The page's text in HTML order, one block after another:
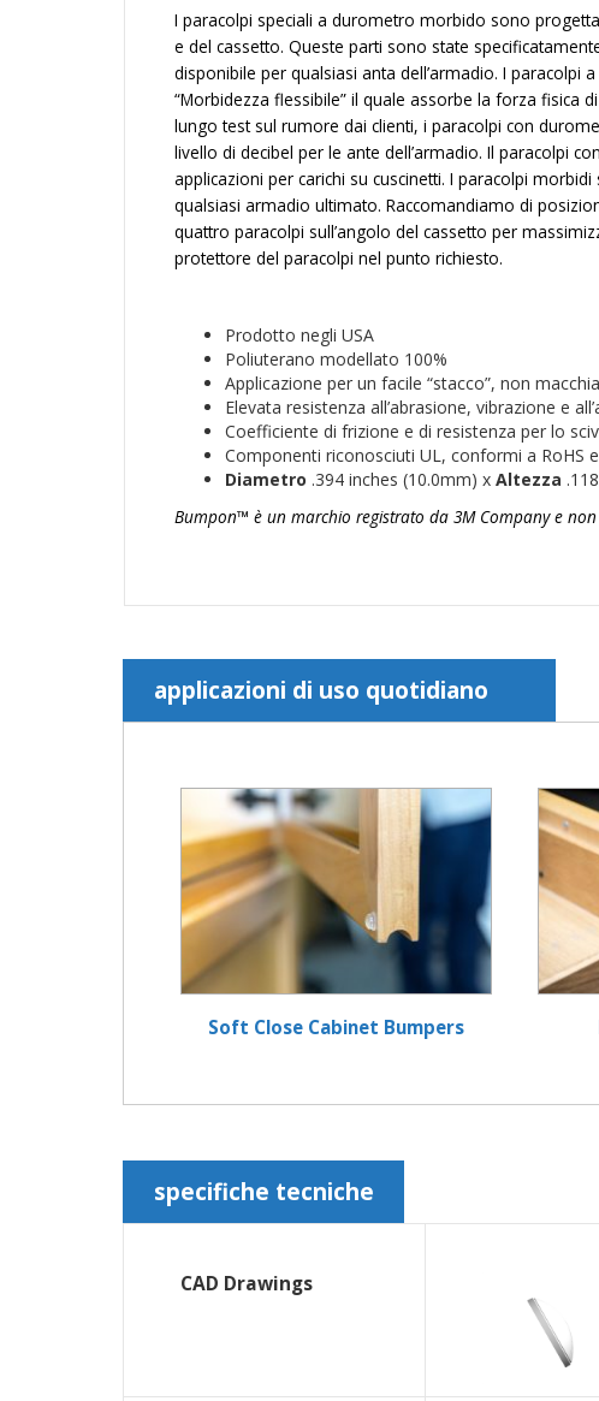
I paracolpi speciali a durometro morbido sono
e del cassetto. Queste parti sono state
disponibile per qualsiasi anta dell’armadio. I
“Morbidezza flessibile” il quale assorbe la forza fisica
lungo test sul rumore dai clienti, i paracolpi con
livello di decibel per le ante dell’armadio. Il paracolpi
applicazioni per carichi su cuscinetti. I paracolpi
qualsiasi armadio ultimato. Raccomandiamo di
quattro paracolpi sull’angolo del cassetto per
protettore del paracolpi nel punto richiesto.
Prodotto negli USA
Poliuterano modellato 100%
Applicazione per un facile “stacco”, non
Elevata resistenza all’abrasione, vibrazione e
Coefficiente di frizione e di resistenza per lo
Componenti riconosciuti UL, conformi a RoHS e
Diametro .394 inches (10.0mm) x Altezza
Bumpon™ è un marchio registrato da 3M Company e
applicazioni di uso quotidiano
Soft Close Cabinet Bumpers
specifiche tecniche
CAD Drawings